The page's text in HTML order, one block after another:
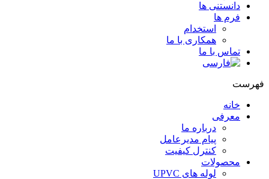
دانستنی ها
فرم ها
استخدام
همکاری با ما
تماس با ما
فهرست
خانه
معرفی
درباره ما
پیام مدیرعامل
کنترل کیفیت
محصولات
لوله های UPVC